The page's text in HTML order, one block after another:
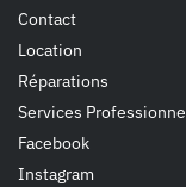
Contact
Location
Réparations
Services
Facebook
Instagram